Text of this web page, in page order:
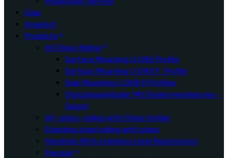
Glas
Angebot
Produkte
All Glass Railing
Surface Mounting U GN5 Profile
Surface Mounting U GN5 F Profile
Side Mounting U GN5 R Profiles
Ganzglasgeländer Mit Bodenverankerung –
Spigot
All-glass-railing with Glass Holder
Stainless steel railing with glass
Handrails With stainless steel Round posts
Pergola